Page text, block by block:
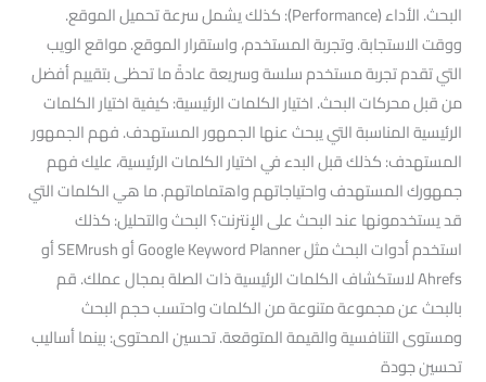
البحث. الأداء (Performance): كذلك يشمل سرعة تحميل الموقع.
ووقت الاستجابة. وتجربة المستخدم، واستقرار الموقع. مواقع الويب
التي تقدم تجربة مستخدم سلسة وسريعة عادةً ما تحظى بتقييم أفضل
من قبل محركات البحث. اختيار الكلمات الرئيسية: كيفية اختيار الكلمات
الرئيسية المناسبة التي يبحث عنها الجمهور المستهدف. فهم الجمهور
المستهدف: كذلك قبل البدء في اختيار الكلمات الرئيسية، عليك فهم
جمهورك المستهدف واحتياجاتهم واهتماماتهم. ما هي الكلمات التي
قد يستخدمونها عند البحث على الإنترنت؟ البحث والتحليل: كذلك
استخدم أدوات البحث مثل Google Keyword Planner أو SEMrush أو
Ahrefs لاستكشاف الكلمات الرئيسية ذات الصلة بمجال عملك. قم
بالبحث عن مجموعة متنوعة من الكلمات واحتسب حجم البحث
ومستوى التنافسية والقيمة المتوقعة. تحسين المحتوى: بينما أساليب
تحسين جودة